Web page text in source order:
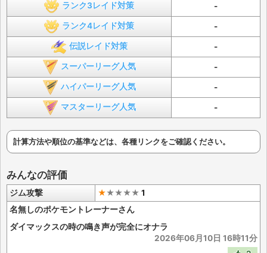
ランク3レイド対策 -
ランク4レイド対策 -
伝説レイド対策 -
スーパーリーグ人気 -
ハイパーリーグ人気 -
マスターリーグ人気 -
計算方法や順位の基準などは、各種リンクをご確認ください。
みんなの評価
ジム攻撃 ★★★★★ 1
名無しのポケモントレーナーさん
ダイマックスの時の鳴き声が完全にオナラ
2026年06月10日 16時11分